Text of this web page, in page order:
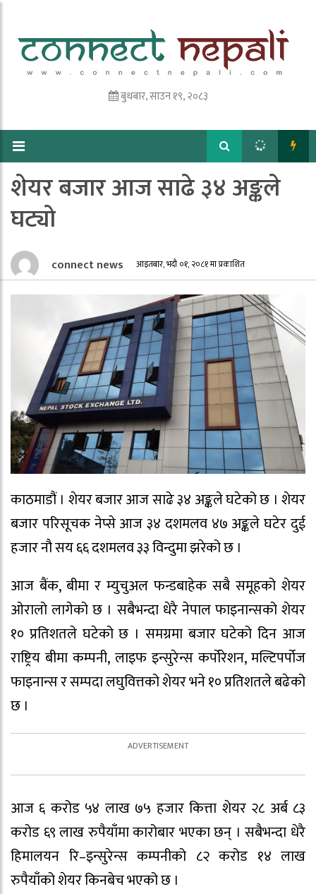
बुधबार, साउन १९, २०८३
शेयर बजार आज साढे ३४ अङ्कले
घट्यो
connect news आइतबार, भदौ ०१, २०८१ मा प्रकाशित
काठमाडौं । शेयर बजार आज साढे ३४ अङ्कले घटेको छ । शेयर
बजार परिसूचक नेप्से आज ३४ दशमलव ४७ अङ्कले घटेर दुई
हजार नौ सय ६६ दशमलव ३३ विन्दुमा झरेको छ ।
आज बैंक, बीमा र म्युचुअल फन्डबाहेक सबै समूहको शेयर
ओरालो लागेको छ । सबैभन्दा धेरै नेपाल फाइनान्सको शेयर
१० प्रतिशतले घटेको छ । समग्रमा बजार घटेको दिन आज
राष्ट्रिय बीमा कम्पनी, लाइफ इन्सुरेन्स कर्पोरेशन, मल्टिपर्पोज
फाइनान्स र सम्पदा लघुवित्तको शेयर भने १० प्रतिशतले बढेको
छ ।
आज ६ करोड ५४ लाख ७५ हजार कित्ता शेयर २८ अर्ब ८३
करोड ६९ लाख रुपैयाँमा कारोबार भएका छन् । सबैभन्दा धेरै
हिमालयन रि–इन्सुरेन्स कम्पनीको ८२ करोड १४ लाख
रुपैयाँको शेयर किनबेच भएको छ ।